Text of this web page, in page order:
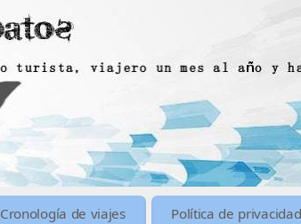
Cronología de viajes Política de privacidad